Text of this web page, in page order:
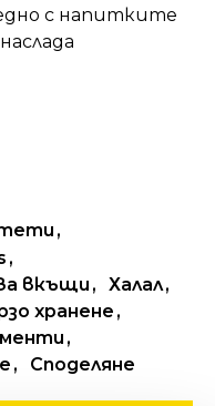
с напитките
вкъщи
Халал
хранене
Споделяне